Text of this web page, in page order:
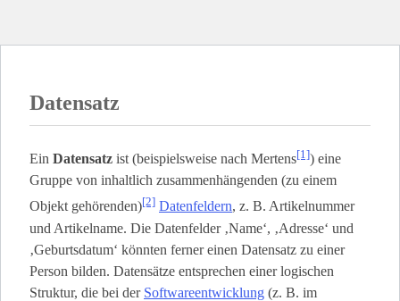
Datensatz
Ein Datensatz ist (beispielsweise nach Mertens[1]) eine
Gruppe von inhaltlich zusammenhängenden (zu einem
Objekt gehörenden)[2] Datenfeldern, z. B. Artikelnummer
und Artikelname. Die Datenfelder ‚Name‘, ‚Adresse‘ und
‚Geburtsdatum‘ könnten ferner einen Datensatz zu einer
Person bilden. Datensätze entsprechen einer logischen
Struktur, die bei der Softwareentwicklung (z. B. im